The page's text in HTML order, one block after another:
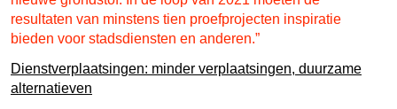
resultaten van minstens tien proefprojecten inspiratie
bieden voor stadsdiensten en anderen.”
Dienstverplaatsingen: minder verplaatsingen, duurzame
alternatieven